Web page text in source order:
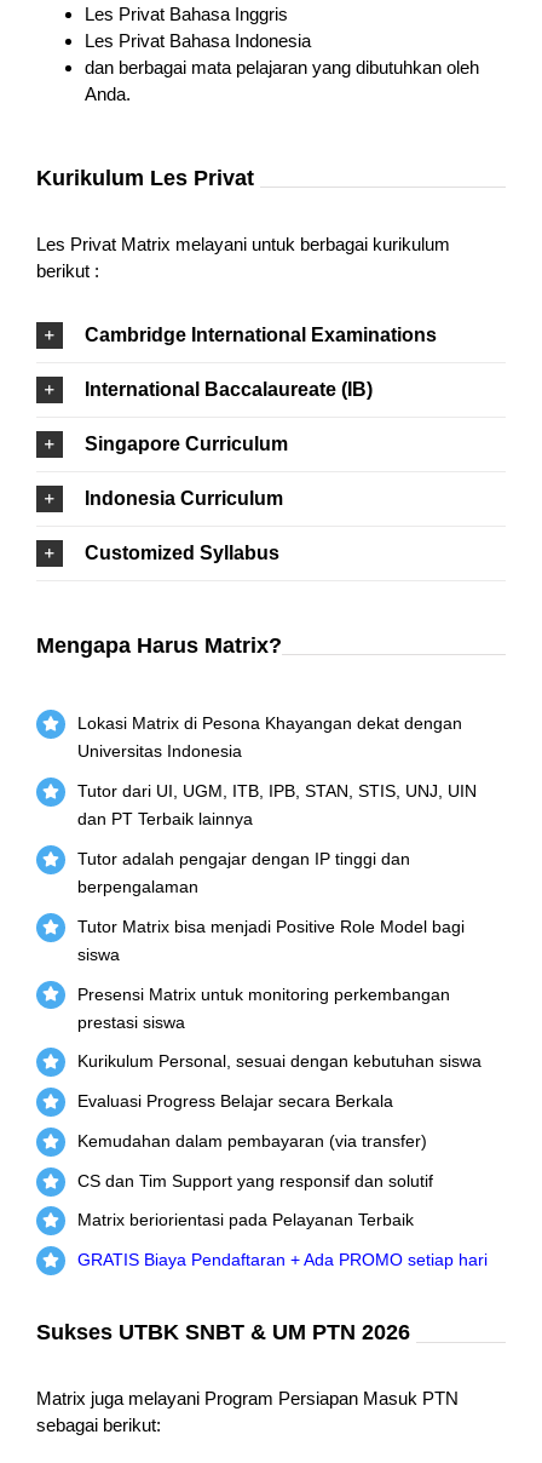
Les Privat Bahasa Inggris
Les Privat Bahasa Indonesia
dan berbagai mata pelajaran yang dibutuhkan oleh
Anda.
Kurikulum Les Privat
Les Privat Matrix melayani untuk berbagai kurikulum
berikut :
Cambridge International Examinations
International Baccalaureate (IB)
Singapore Curriculum
Indonesia Curriculum
Customized Syllabus
Mengapa Harus Matrix?
Lokasi Matrix di Pesona Khayangan dekat dengan
Universitas Indonesia
Tutor dari UI, UGM, ITB, IPB, STAN, STIS, UNJ, UIN
dan PT Terbaik lainnya
Tutor adalah pengajar dengan IP tinggi dan
berpengalaman
Tutor Matrix bisa menjadi Positive Role Model bagi
siswa
Presensi Matrix untuk monitoring perkembangan
prestasi siswa
Kurikulum Personal, sesuai dengan kebutuhan siswa
Evaluasi Progress Belajar secara Berkala
Kemudahan dalam pembayaran (via transfer)
CS dan Tim Support yang responsif dan solutif
Matrix beriorientasi pada Pelayanan Terbaik
GRATIS Biaya Pendaftaran + Ada PROMO setiap hari
Sukses UTBK SNBT & UM PTN 2026
Matrix juga melayani Program Persiapan Masuk PTN
sebagai berikut: